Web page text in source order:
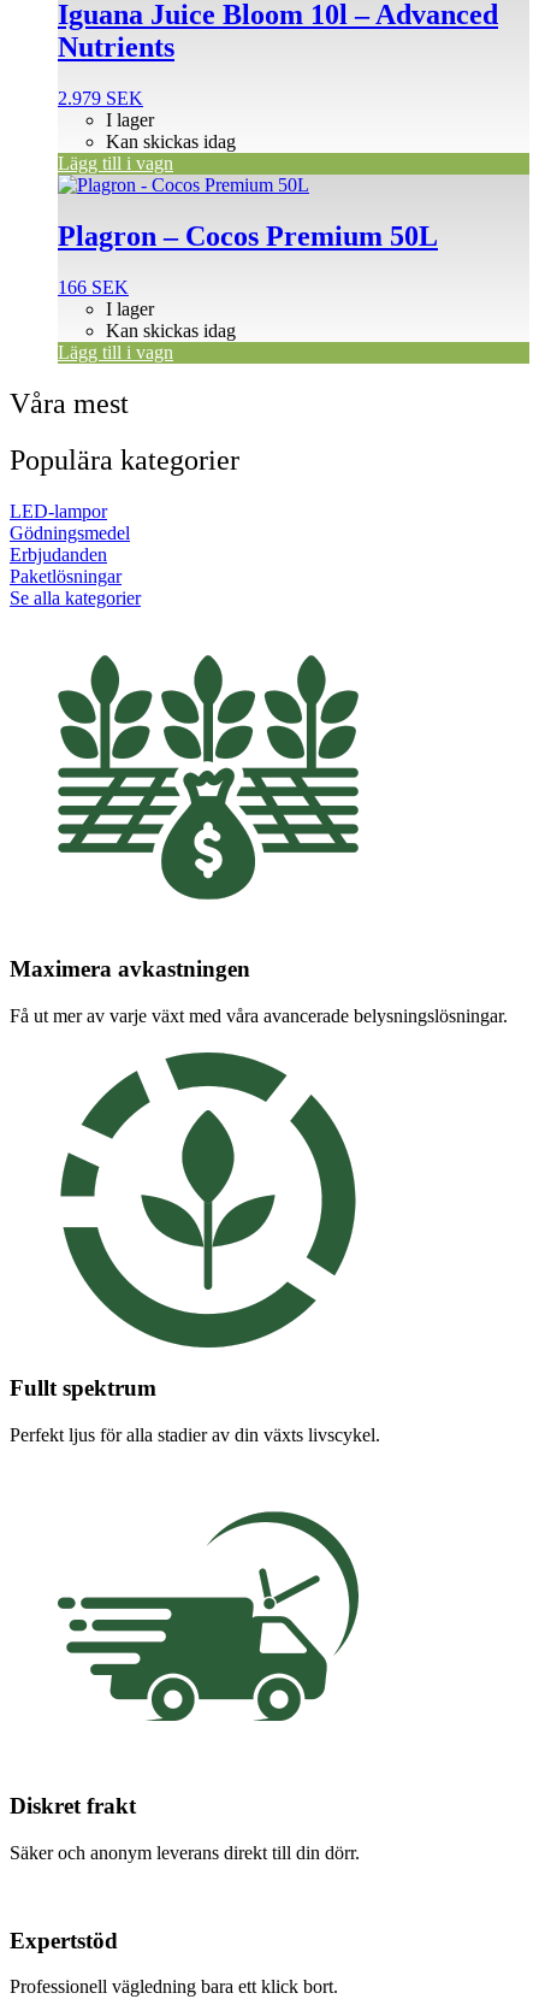
Iguana Juice Bloom 10l – Advanced
Nutrients
2.979 SEK
I lager
Kan skickas idag
Lägg till i vagn
Plagron – Cocos Premium 50L
166 SEK
I lager
Kan skickas idag
Lägg till i vagn
Våra mest
Populära kategorier
LED-lampor
Gödningsmedel
Erbjudanden
Paketlösningar
Se alla kategorier
Maximera avkastningen
Få ut mer av varje växt med våra avancerade belysningslösningar.
Fullt spektrum
Perfekt ljus för alla stadier av din växts livscykel.
Diskret frakt
Säker och anonym leverans direkt till din dörr.
Expertstöd
Professionell vägledning bara ett klick bort.